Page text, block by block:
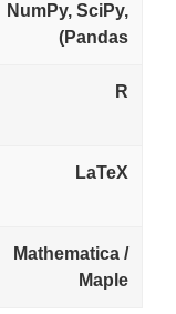
NumPy, SciPy,
Pandas)
R
LaTeX
Mathematica /
Maple